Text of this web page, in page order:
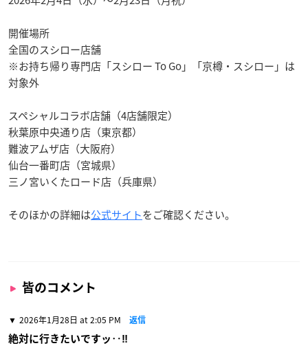
開催場所
全国のスシロー店舗
※お持ち帰り専門店「スシロー To Go」「京樽・スシロー」は
対象外
スペシャルコラボ店舗（4店舗限定）
秋葉原中央通り店（東京都）
難波アムザ店（大阪府）
仙台一番町店（宮城県）
三ノ宮いくたロード店（兵庫県）
そのほかの詳細は公式サイトをご確認ください。
皆のコメント
2026年1月28日 at 2:05 PM 返信
絶対に行きたいですッ‥‼️